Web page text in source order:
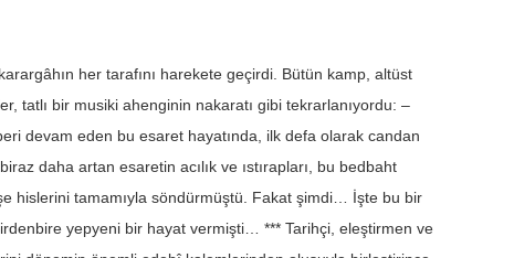
her tarafını harekete geçirdi. Bütün kamp, altüst
tatlı bir musiki ahenginin nakaratı gibi tekrarlanıyordu: –
devam eden bu esaret hayatında, ilk defa olarak candan
daha artan esaretin acılık ve ıstırapları, bu bedbaht
hislerini tamamıyla söndürmüştü. Fakat şimdi… İşte bu bir
yepyeni bir hayat vermişti… *** Tarihçi, eleştirmen ve